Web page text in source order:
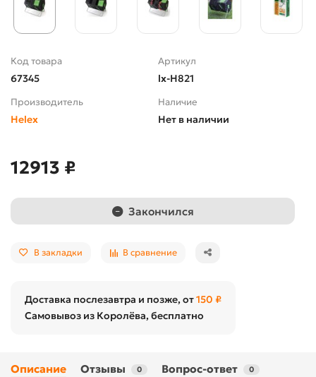
Код товара
67345
Артикул
lx-H821
Производитель
Helex
Наличие
Нет в наличии
12913 ₽
Закончился
В закладки В сравнение
Доставка послезавтра и позже, от150 ₽
Самовывоз из Королёва, бесплатно
Описание Отзывы 0 Вопрос-ответ 0